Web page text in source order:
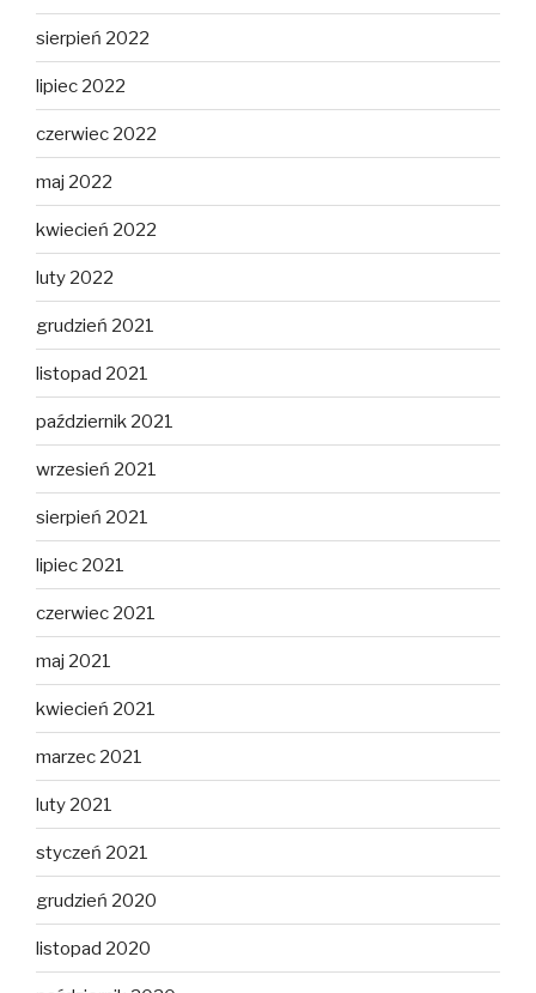
sierpień 2022
lipiec 2022
czerwiec 2022
maj 2022
kwiecień 2022
luty 2022
grudzień 2021
listopad 2021
październik 2021
wrzesień 2021
sierpień 2021
lipiec 2021
czerwiec 2021
maj 2021
kwiecień 2021
marzec 2021
luty 2021
styczeń 2021
grudzień 2020
listopad 2020